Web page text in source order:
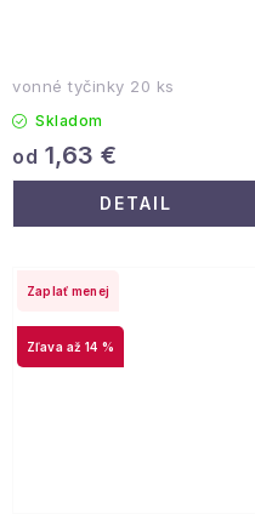
vonné tyčinky 20 ks
Skladom
od 1,63 €
DETAIL
až 14 %
Zaplať menej